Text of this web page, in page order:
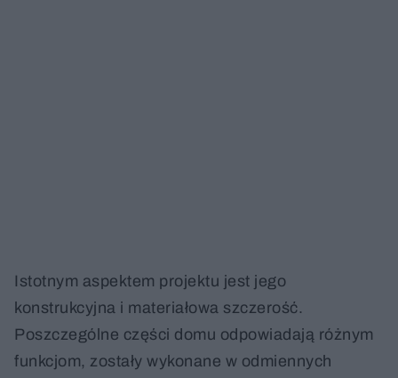
Istotnym aspektem projektu jest jego
konstrukcyjna i materiałowa szczerość.
Poszczególne części domu odpowiadają różnym
funkcjom, zostały wykonane w odmiennych